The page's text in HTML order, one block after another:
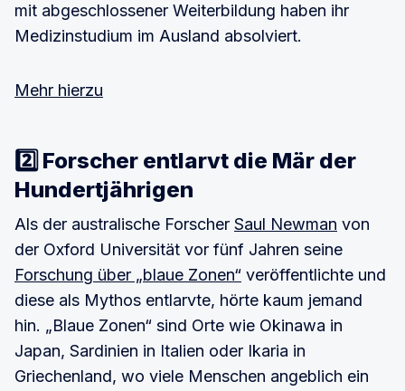
mit abgeschlossener Weiterbildung haben ihr
Medizinstudium im Ausland absolviert.
Mehr hierzu
2️⃣ Forscher entlarvt die Mär der
Hundertjährigen
Als der australische Forscher Saul Newman von
der Oxford Universität vor fünf Jahren seine
Forschung über „blaue Zonen“ veröffentlichte und
diese als Mythos entlarvte, hörte kaum jemand
hin. „Blaue Zonen“ sind Orte wie Okinawa in
Japan, Sardinien in Italien oder Ikaria in
Griechenland, wo viele Menschen angeblich ein